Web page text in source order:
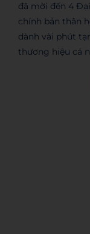
đã mời đến 4
chính bản thân
dành vài phút
thương hiệu cá